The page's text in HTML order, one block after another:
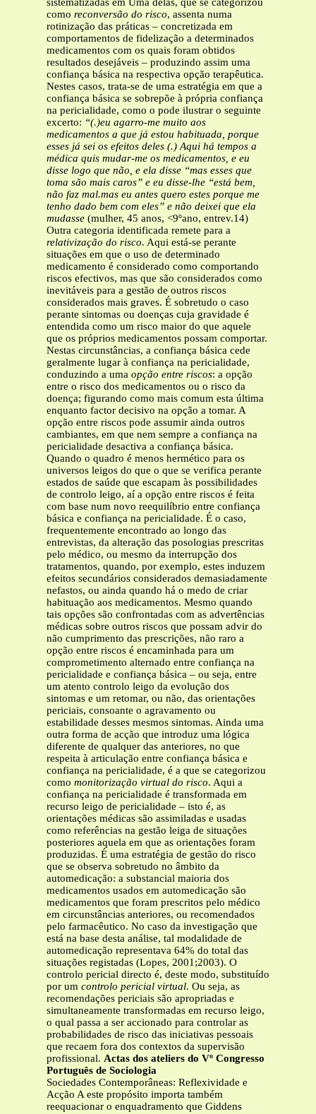
sistematizadas em Uma delas, que se categorizou
como reconversão do risco, assenta numa
rotinização das práticas – concretizada em
comportamentos de fidelização a determinados
medicamentos com os quais foram obtidos
resultados desejáveis – produzindo assim uma
confiança básica na respectiva opção terapêutica.
Nestes casos, trata-se de uma estratégia em que a
confiança básica se sobrepõe à própria confiança
na pericialidade, como o pode ilustrar o seguinte
excerto: “(.)eu agarro-me muito aos
medicamentos a que já estou habituada, porque
esses já sei os efeitos deles (.) Aqui há tempos a
médica quis mudar-me os medicamentos, e eu
disse logo que não, e ela disse “mas esses que
toma são mais caros” e eu disse-lhe “está bem,
não faz mal.mas eu antes quero estes porque me
tenho dado bem com eles” e não deixei que ela
mudasse (mulher, 45 anos, <9ºano, entrev.14)
Outra categoria identificada remete para a
relativização do risco. Aqui está-se perante
situações em que o uso de determinado
medicamento é considerado como comportando
riscos efectivos, mas que são considerados como
inevitáveis para a gestão de outros riscos
considerados mais graves. É sobretudo o caso
perante sintomas ou doenças cuja gravidade é
entendida como um risco maior do que aquele
que os próprios medicamentos possam comportar.
Nestas circunstâncias, a confiança básica cede
geralmente lugar à confiança na pericialidade,
conduzindo a uma opção entre riscos: a opção
entre o risco dos medicamentos ou o risco da
doença; figurando como mais comum esta última
enquanto factor decisivo na opção a tomar. A
opção entre riscos pode assumir ainda outros
cambiantes, em que nem sempre a confiança na
pericialidade desactiva a confiança básica.
Quando o quadro é menos hermético para os
universos leigos do que o que se verifica perante
estados de saúde que escapam às possibilidades
de controlo leigo, aí a opção entre riscos é feita
com base num novo reequilíbrio entre confiança
básica e confiança na pericialidade. É o caso,
frequentemente encontrado ao longo das
entrevistas, da alteração das posologias prescritas
pelo médico, ou mesmo da interrupção dos
tratamentos, quando, por exemplo, estes induzem
efeitos secundários considerados demasiadamente
nefastos, ou ainda quando há o medo de criar
habituação aos medicamentos. Mesmo quando
tais opções são confrontadas com as advertências
médicas sobre outros riscos que possam advir do
não cumprimento das prescrições, não raro a
opção entre riscos é encaminhada para um
comprometimento alternado entre confiança na
pericialidade e confiança básica – ou seja, entre
um atento controlo leigo da evolução dos
sintomas e um retomar, ou não, das orientações
periciais, consoante o agravamento ou
estabilidade desses mesmos sintomas. Ainda uma
outra forma de acção que introduz uma lógica
diferente de qualquer das anteriores, no que
respeita à articulação entre confiança básica e
confiança na pericialidade, é a que se categorizou
como monitorização virtual do risco. Aqui a
confiança na pericialidade é transformada em
recurso leigo de pericialidade – isto é, as
orientações médicas são assimiladas e usadas
como referências na gestão leiga de situações
posteriores aquela em que as orientações foram
produzidas. É uma estratégia de gestão do risco
que se observa sobretudo no âmbito da
automedicação: a substancial maioria dos
medicamentos usados em automedicação são
medicamentos que foram prescritos pelo médico
em circunstâncias anteriores, ou recomendados
pelo farmacêutico. No caso da investigação que
está na base desta análise, tal modalidade de
automedicação representava 64% do total das
situações registadas (Lopes, 2001;2003). O
controlo pericial directo é, deste modo, substituído
por um controlo pericial virtual. Ou seja, as
recomendações periciais são apropriadas e
simultaneamente transformadas em recurso leigo,
o qual passa a ser accionado para controlar as
probabilidades de risco das iniciativas pessoais
que recaem fora dos contextos da supervisão
profissional. Actas dos ateliers do Vº Congresso
Português de Sociologia
Sociedades Contemporâneas: Reflexividade e
Acção A este propósito importa também
reequacionar o enquadramento que Giddens